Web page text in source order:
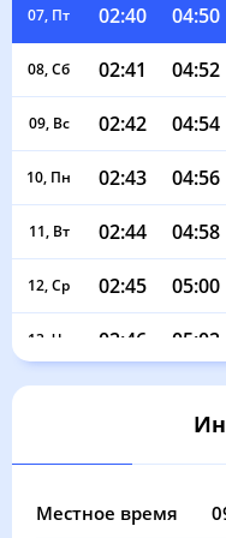
07, Пт 02:40 04:50
08, Сб 02:41 04:52
09, Вс 02:42 04:54
10, Пн 02:43 04:56
11, Вт 02:44 04:58
12, Ср 02:45 05:00
13, Чт 02:46 05:02
02:46 05:04
05:08
Местное время